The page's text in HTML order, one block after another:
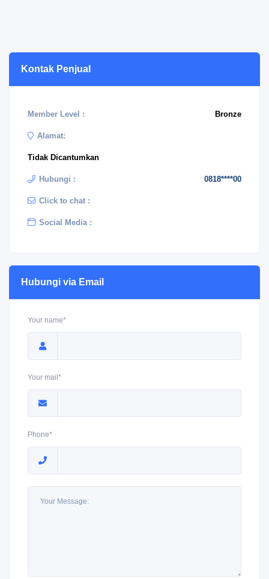
Kontak Penjual
Member Level : Bronze
Alamat:
Tidak Dicantumkan
Hubungi : 0818****00
Click to chat :
Social Media :
Hubungi via Email
Your name*
Your mail*
Phone*